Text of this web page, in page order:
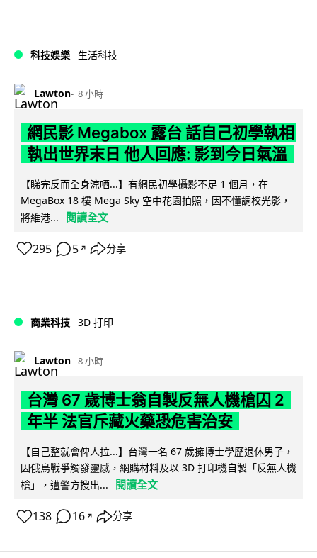
科技娛樂 生活科技
Lawton 8 小時
網民影 Megabox 露台 話自己初學執相
執出世界末日 他人回應: 影到今日氣溫
【睇完反而全身涼哂...】有網民初學攝影不足 1 個月，在
MegaBox 18 樓 Mega Sky 空中花園拍照，因不懂調校光影，
將維港...
閱讀全文
295 5 ↗ 分享
商業科技 3D 打印
Lawton 8 小時
台灣 67 歲博士翁自製反無人機槍囚 2
年半 法官斥藏火藥恐危害治安
【自己整就會俾人拉...】台灣一名 67 歲擁博士學歷退休男子，
因俄烏戰爭觸發靈感，網購材料及以 3D 打印機自製「反無人機
槍」，遭警方搜出...
閱讀全文
138 16 ↗ 分享